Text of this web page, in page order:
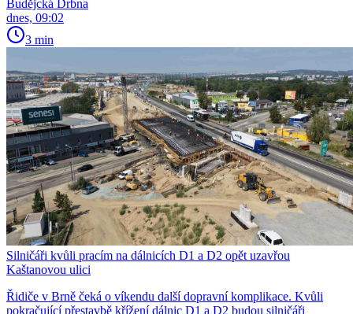
Budějcká Drbna
dnes, 09:02
3 min
Silničáři kvůli pracím na dálnicích D1 a D2 opět uzavřou
Kaštanovou ulici
Řidiče v Brně čeká o víkendu další dopravní komplikace. Kvůli
pokračující přestavbě křížení dálnic D1 a D2 budou silničáři